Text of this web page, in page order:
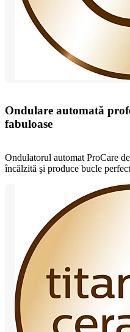
Ondulare automată
fabuloase
Ondulatorul automat ProCare
încălzită şi produce bucle